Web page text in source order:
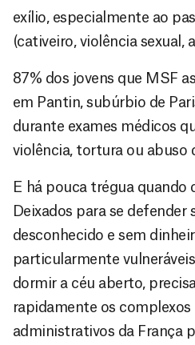
exílio, especialmente ao
(cativeiro, violência sexual,
87% dos jovens que MSF
em Pantin, subúrbio de
durante exames médicos
violência, tortura ou abuso
E há pouca trégua quando
Deixados para se
desconhecido e sem
particularmente
dormir a céu aberto,
rapidamente os
administrativos da França